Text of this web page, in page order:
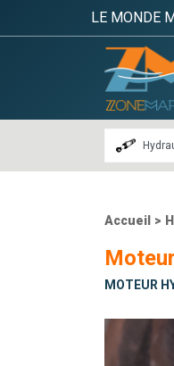
LE MONDE
Accueil >
MOTEUR